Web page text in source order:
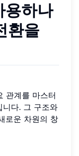
용하나
환을
관계를 마스터
니다. 그 구조와
로운 차원의 창